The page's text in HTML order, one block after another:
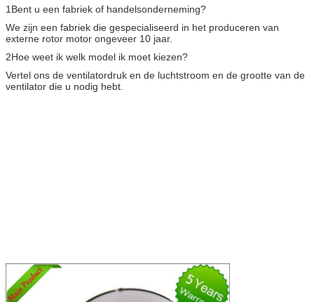
1Bent u een fabriek of handelsonderneming?
We zijn een fabriek die gespecialiseerd in het produceren van
externe rotor motor ongeveer 10 jaar.
2Hoe weet ik welk model ik moet kiezen?
Vertel ons de ventilatordruk en de luchtstroom en de grootte van de
ventilator die u nodig hebt.